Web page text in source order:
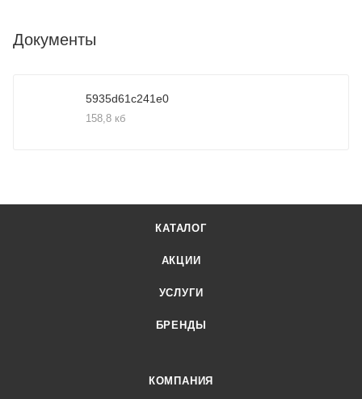
Документы
5935d61c241e0
158,8 кб
КАТАЛОГ
АКЦИИ
УСЛУГИ
БРЕНДЫ
КОМПАНИЯ